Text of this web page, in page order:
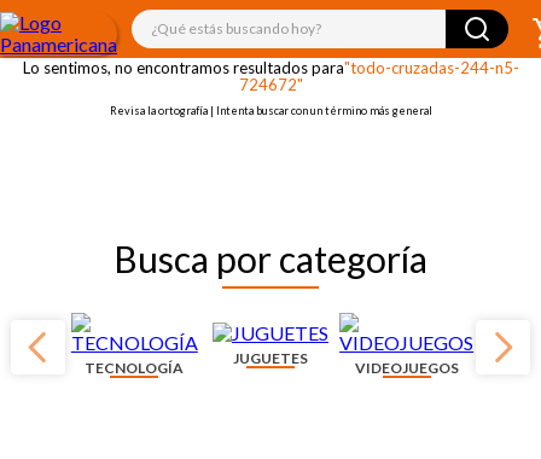
¿Qué estás buscando hoy?
¡OOPS!
Lo sentimos, no encontramos resultados para"todo-cruzadas-244-n5-
724672"
Revisa la ortografía | Intenta buscar con un término más general
Busca por categoría
TECNOLOGÍA
JUGUETES
VIDEOJUEGOS